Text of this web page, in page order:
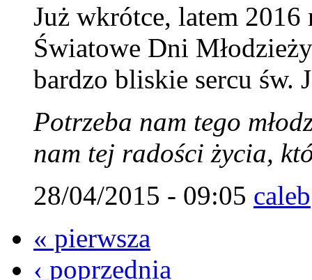
Już wkrótce, latem
Światowe Dni
bardzo bliskie sercu św.
Potrzeba nam tego
nam tej radości życia,
28/04/2015 - 09:05 caleb
« pierwsza
‹ poprzednia